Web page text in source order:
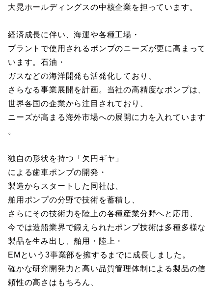
大晃ホールディングスの中核企業を担っています。
経済成長に伴い、海運や各種工場・
プラントで使用されるポンプのニーズが更に高まって
います。石油・
ガスなどの海洋開発も活発化しており、
さらなる事業展開を計画。当社の高精度なポンプは、
世界各国の企業から注目されており、
ニーズが高まる海外市場への展開に力を入れています
。
独自の形状を持つ「欠円ギヤ」
による歯車ポンプの開発・
製造からスタートした同社は、
舶用ポンプの分野で技術を蓄積し、
さらにその技術力を陸上の各種産業分野へと応用、
今では造船業界で鍛えられたポンプ技術は多種多様な
製品を生み出し、舶用・陸上・
EMという3事業部を擁するまでに成長しました。
確かな研究開発力と高い品質管理体制による製品の信
頼性の高さはもちろん、